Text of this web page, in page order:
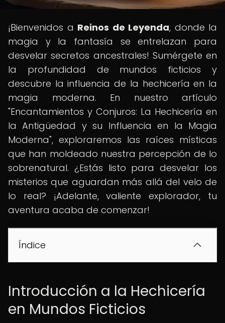
¡Bienvenidos a Reinos de Leyenda, donde la
magia y la fantasía se entrelazan para
desvelar secretos ancestrales! Sumérgete en
la profundidad de mundos ficticios y
descubre la influencia de la hechicería en la
magia moderna. En nuestro artículo
"Encantamientos y Conjuros: La Hechicería en
la Antigüedad y su Influencia en la Magia
Moderna", exploraremos las raíces místicas
que han moldeado nuestra percepción de lo
sobrenatural. ¿Estás listo para desvelar los
misterios que aguardan más allá del velo de
lo real? ¡Adelante, valiente explorador, tu
aventura acaba de comenzar!
Índice
Introducción a la Hechicería
en Mundos Ficticios